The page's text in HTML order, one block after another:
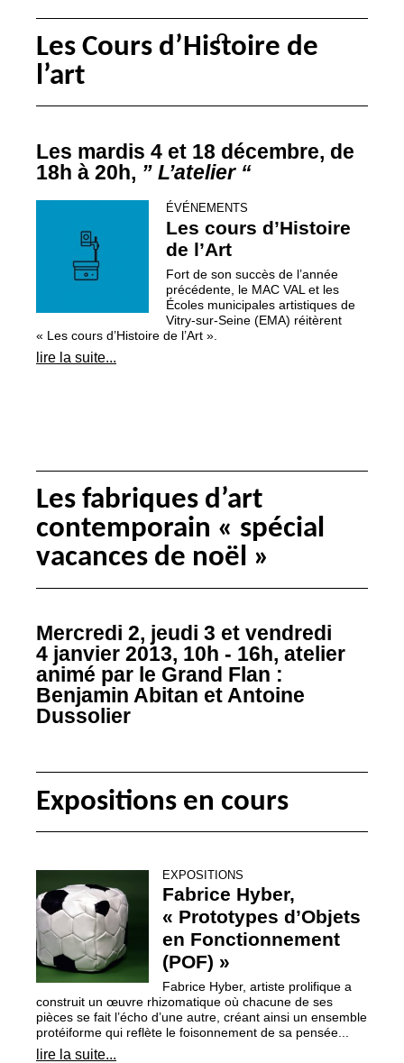
Les Cours d’Histoire de
l’art
Les mardis 4 et 18 décembre, de
18h à 20h, ” L’atelier “
ÉVÉNEMENTS
Les cours d’Histoire
de l’Art
Fort de son succès de l’année
précédente, le MAC VAL et les
Écoles municipales artistiques de
Vitry-sur-Seine (EMA) réitèrent
« Les cours d’Histoire de l’Art ».
lire la suite...
Les fabriques d’art
contemporain « spécial
vacances de noël »
Mercredi 2, jeudi 3 et vendredi
4 janvier 2013, 10h - 16h, atelier
animé par le Grand Flan :
Benjamin Abitan et Antoine
Dussolier
Expositions en cours
EXPOSITIONS
Fabrice Hyber,
« Prototypes d’Objets
en Fonctionnement
(POF) »
Fabrice Hyber, artiste prolifique a
construit un œuvre rhizomatique où chacune de ses
pièces se fait l’écho d’une autre, créant ainsi un ensemble
protéiforme qui reflète le foisonnement de sa pensée...
lire la suite...